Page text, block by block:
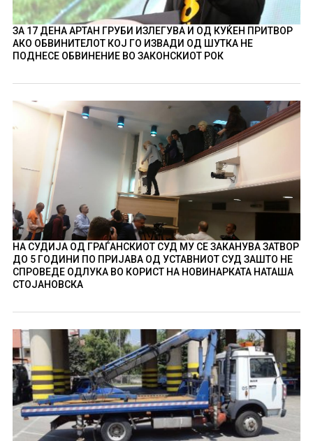
ЗА 17 ДЕНА АРТАН ГРУБИ ИЗЛЕГУВА И ОД КУЌЕН ПРИТВОР
АКО ОБВИНИТЕЛОТ КОЈ ГО ИЗВАДИ ОД ШУТКА НЕ
ПОДНЕСЕ ОБВИНЕНИЕ ВО ЗАКОНСКИОТ РОК
НА СУДИЈА ОД ГРАЃАНСКИОТ СУД МУ СЕ ЗАКАНУВА ЗАТВОР
ДО 5 ГОДИНИ ПО ПРИЈАВА ОД УСТАВНИОТ СУД ЗАШТО НЕ
СПРОВЕДЕ ОДЛУКА ВО КОРИСТ НА НОВИНАРКАТА НАТАША
СТОЈАНОВСКА